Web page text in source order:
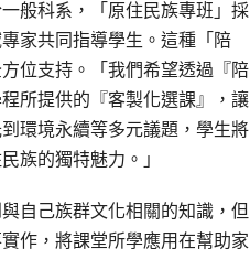
般科系，「原住民族專班」採
家共同指導學生。這種「陪
位支持。「我們希望透過『陪
所提供的『客製化選課』，讓
環境永續等多元議題，學生將
族的獨特魅力。」
自己族群文化相關的知識，但
作，將課堂所學應用在幫助家